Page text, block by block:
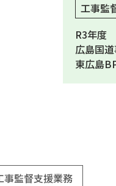
工事監
R3年度
広島国
東広島
監督支援業務